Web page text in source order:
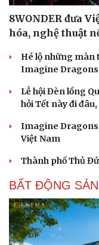
8WONDER đưa
hóa, nghệ thuật
Hé lộ những màn
Imagine Dragons
Lễ hội Đèn lồng
hỏi Tết này đi
Imagine Dragons
Việt Nam
Thành phố Thủ
BẤT ĐỘNG SẢN